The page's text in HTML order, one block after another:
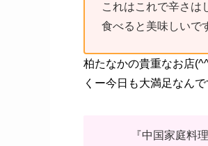
これはこれで辛さは
食べると美味しいで
柏たなかの貴重なお店
くー今日も大満足なん
『中国家庭料